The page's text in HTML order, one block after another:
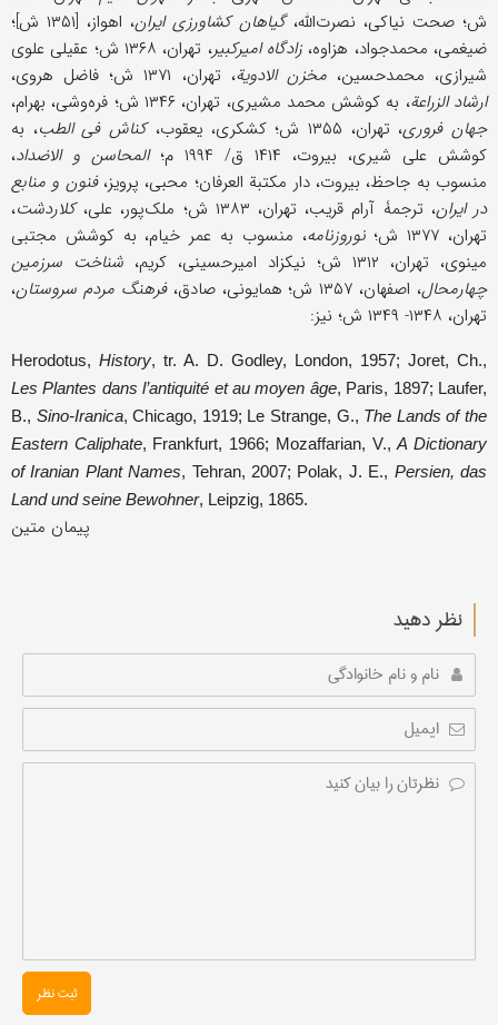
ش؛ صحت نیاکی، نصرت‌الله، گیاهان کشاورزی ایران
، اهواز، [۱۳۵۱ ش]؛
ضیغمی، محمدجواد، هزاوه، زادگاه امیرکبیر
، تهران، ۱۳۶۸ ش؛ عقیلی علوی
شیرازی، محمدحسین،مخزن الادویة، تهران، ۱۳۷۱ ش؛ فاضل هروی،
ارشاد الزراعة، به کوشش محمد مشیری، تهران، ۱۳۴۶ ش؛ فره‌وشی، بهرام،
جهان فروری، تهران، ۱۳۵۵ ش؛ کشکری، یعقوب، کناش فی الطب، به
کوشش علی شیری، بیروت، ۱۴۱۴ ق/ ۱۹۹۴ م؛
المحاسن و الاضداد،
منسوب به جاحظ، بیروت، دار مکتبة العرفان؛ محبی، پرویز، فنون و منابع
در ایران، ترجمۀ آرام قریب، تهران، ۱۳۸۳ ش؛ ملک‌پور، علی، کلاردشت،
تهران، ۱۳۷۷ ش؛
نوروزنامه، منسوب به عمر خیام، به کوشش مجتبى
مینوی، تهران، ۱۳۱۲ ش؛ نیکزاد امیرحسینی، کریم،
شناخت سرزمین
چهارمحال، اصفهان، ۱۳۵۷ ش؛ همایونی، صادق، فرهنگ مردم سروستان،
تهران، ۱۳۴۸- ۱۳۴۹ ش؛ نیز:
Herodotus, History, tr. A. D. Godley, London, 1957; Joret, Ch.,
Les Plantes dans l’antiquité et au moyen âge, Paris, 1897; Laufer,
B., Sino-Iranica, Chicago, 1919; Le Strange, G., The Lands of the
Eastern Caliphate, Frankfurt, 1966; Mozaffarian, V.,A Dictionary
of Iranian Plant Names, Tehran, 2007; Polak, J. E., Persien, das
Land und seine Bewohner, Leipzig, 1865.
پیمان متین
نظر دهید
ثبت نظر